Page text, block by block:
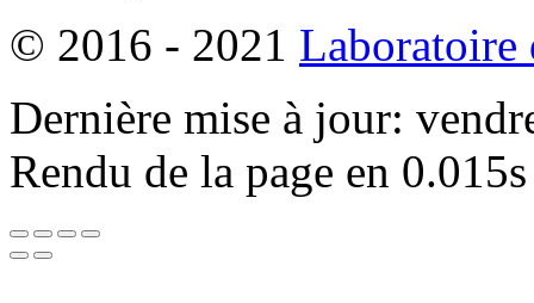
© 2016 - 2021 Laboratoire
Dernière mise à jour:
Rendu de la page en 0.015s